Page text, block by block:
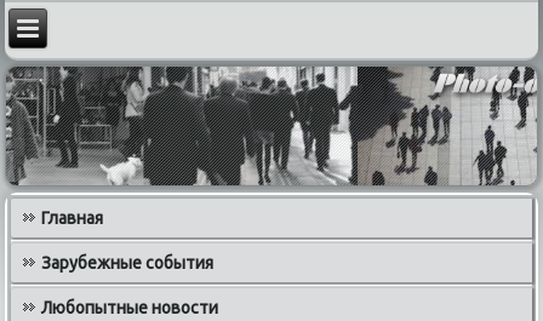
Главная
Зарубежные события
Любопытные новости